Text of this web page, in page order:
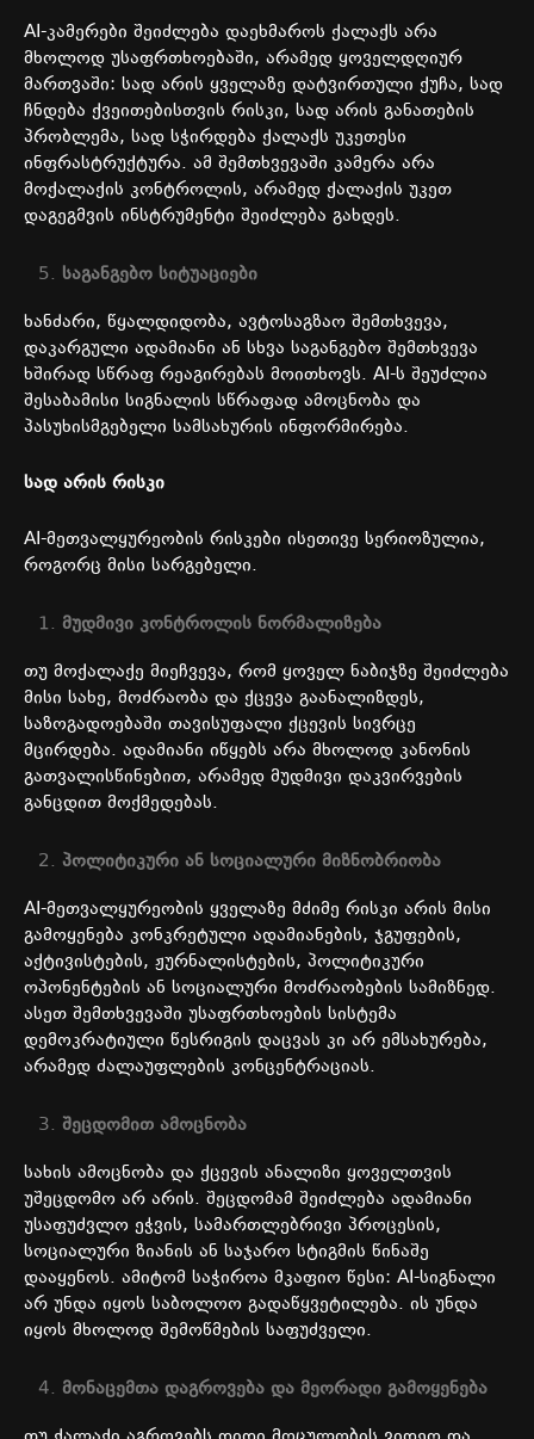
AI-კამერები შეიძლება დაეხმაროს ქალაქს არა
მხოლოდ უსაფრთხოებაში, არამედ ყოველდღიურ
მართვაში: სად არის ყველაზე დატვირთული ქუჩა, სად
ჩნდება ქვეითებისთვის რისკი, სად არის განათების
პრობლემა, სად სჭირდება ქალაქს უკეთესი
ინფრასტრუქტურა. ამ შემთხვევაში კამერა არა
მოქალაქის კონტროლის, არამედ ქალაქის უკეთ
დაგეგმვის ინსტრუმენტი შეიძლება გახდეს.
საგანგებო სიტუაციები
ხანძარი, წყალდიდობა, ავტოსაგზაო შემთხვევა,
დაკარგული ადამიანი ან სხვა საგანგებო შემთხვევა
ხშირად სწრაფ რეაგირებას მოითხოვს. AI-ს შეუძლია
შესაბამისი სიგნალის სწრაფად ამოცნობა და
პასუხისმგებელი სამსახურის ინფორმირება.
სად არის რისკი
AI-მეთვალყურეობის რისკები ისეთივე სერიოზულია,
როგორც მისი სარგებელი.
მუდმივი კონტროლის ნორმალიზება
თუ მოქალაქე მიეჩვევა, რომ ყოველ ნაბიჯზე შეიძლება
მისი სახე, მოძრაობა და ქცევა გაანალიზდეს,
საზოგადოებაში თავისუფალი ქცევის სივრცე
მცირდება. ადამიანი იწყებს არა მხოლოდ კანონის
გათვალისწინებით, არამედ მუდმივი დაკვირვების
განცდით მოქმედებას.
პოლიტიკური ან სოციალური მიზნობრიობა
AI-მეთვალყურეობის ყველაზე მძიმე რისკი არის მისი
გამოყენება კონკრეტული ადამიანების, ჯგუფების,
აქტივისტების, ჟურნალისტების, პოლიტიკური
ოპონენტების ან სოციალური მოძრაობების სამიზნედ.
ასეთ შემთხვევაში უსაფრთხოების სისტემა
დემოკრატიული წესრიგის დაცვას კი არ ემსახურება,
არამედ ძალაუფლების კონცენტრაციას.
შეცდომით ამოცნობა
სახის ამოცნობა და ქცევის ანალიზი ყოველთვის
უშეცდომო არ არის. შეცდომამ შეიძლება ადამიანი
უსაფუძვლო ეჭვის, სამართლებრივი პროცესის,
სოციალური ზიანის ან საჯარო სტიგმის წინაშე
დააყენოს. ამიტომ საჭიროა მკაფიო წესი: AI-სიგნალი
არ უნდა იყოს საბოლოო გადაწყვეტილება. ის უნდა
იყოს მხოლოდ შემოწმების საფუძველი.
მონაცემთა დაგროვება და მეორადი გამოყენება